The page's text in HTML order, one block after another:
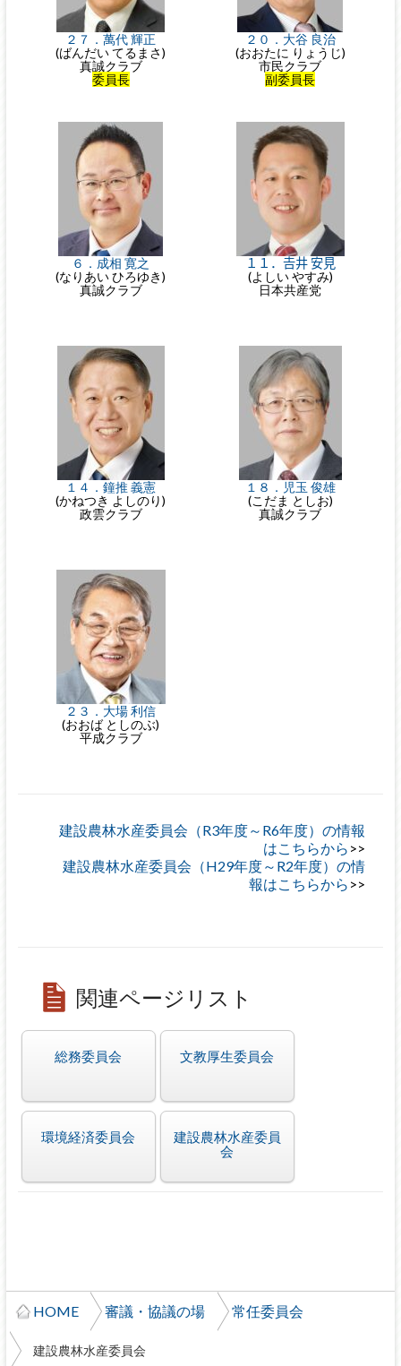
２７．萬代 輝正
(ばんだい てるまさ)
真誠クラブ
委員長
２０．大谷 良治
(おおたに りょうじ)
市民クラブ
副委員長
６．成相 寛之
(なりあい ひろゆき)
真誠クラブ
１１．𠮷井 安見
(よしい やすみ)
日本共産党
１４．鐘推 義憲
(かねつき よしのり)
政雲クラブ
１８．児玉 俊雄
(こだま としお)
真誠クラブ
２３．大場 利信
(おおば としのぶ)
平成クラブ
建設農林水産委員会（R3年度～R6年度）の情報
はこちらから
建設農林水産委員会（H29年度～R2年度）の情
報はこちらから
関連ページリスト
総務委員会 文教厚生委員会
環境経済委員会
建設農林水産委員
会
HOME 審議・協議の場 常任委員会
建設農林水産委員会